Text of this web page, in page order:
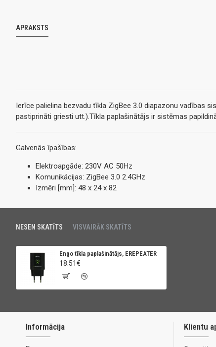
APRAKSTS
Ierīce palielina bezvadu tīkla ZigBee 3.0 diapazonu vadības
pastiprināti griesti utt.).Tīkla paplašinātājs ir sistēmas
Galvenās īpašības:
Elektroapgāde: 230V AC 50Hz
Komunikácijas: ZigBee 3.0 2.4GHz
Izmēri [mm]: 48 x 24 x 82
NESEN SKATĪTS VISVAIRĀK SKATĪTS
Engo tīkla paplašinātājs, EREPEATER
18.51€
Informācija Klientu